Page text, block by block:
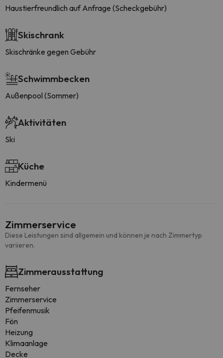
Haustierfreundlich auf Anfrage (Scheckgebühr)
Skischrank
Skischränke gegen Gebühr
Schwimmbecken
Außenpool (Sommer)
Aktivitäten
Ski
Küche
Kindermenü
Zimmerservice
Diese Leistungen sind allgemein und können je nach Zimmertyp
variieren.
Zimmerausstattung
Fernseher
Zimmerservice
Pfeifenmusik
Fön
Heizung
Klimaanlage
Decke